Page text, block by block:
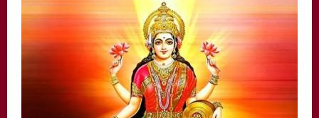
i
g
a